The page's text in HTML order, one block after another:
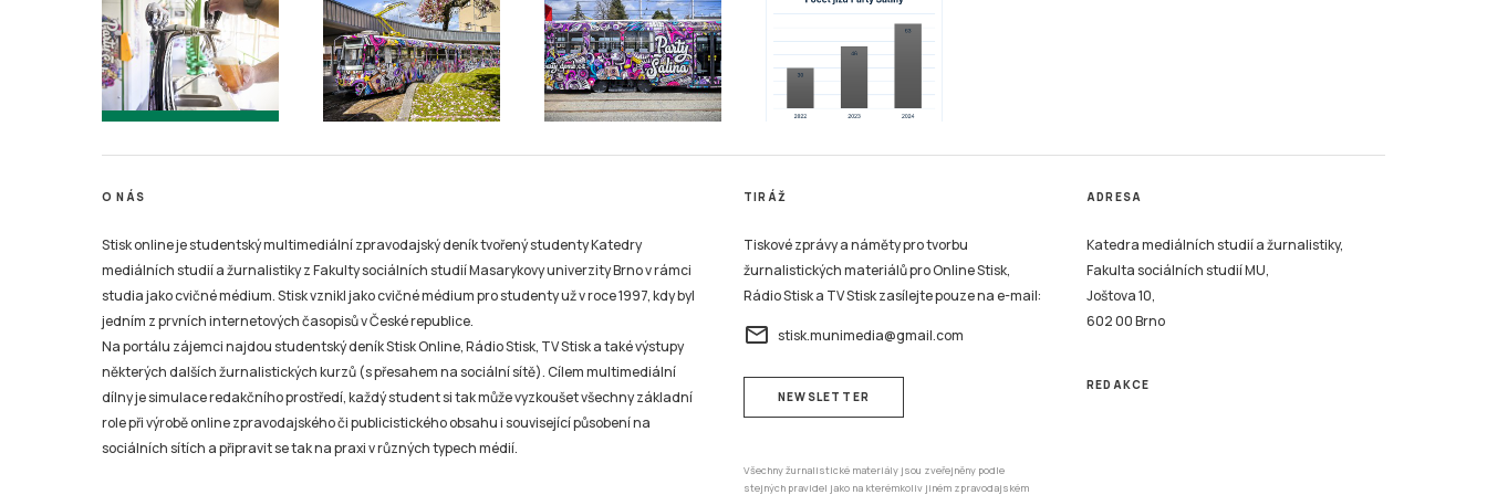
O NÁS
Stisk online je studentský multimediální zpravodajský deník tvořený studenty Katedry
mediálních studií a žurnalistiky z Fakulty sociálních studií Masarykovy univerzity Brno v rámci
studia jako cvičné médium. Stisk vznikl jako cvičné médium pro studenty už v roce 1997, kdy byl
jedním z prvních internetových časopisů v České republice.
Na portálu zájemci najdou studentský deník Stisk Online, Rádio Stisk, TV Stisk a také výstupy
některých dalších žurnalistických kurzů (s přesahem na sociální sítě). Cílem multimediální
dílny je simulace redakčního prostředí, každý student si tak může vyzkoušet všechny základní
role při výrobě online zpravodajského či publicistického obsahu i související působení na
sociálních sítích a připravit se tak na praxi v různých typech médií.
TIRÁŽ
Tiskové zprávy a náměty pro tvorbu
žurnalistických materiálů pro Online Stisk,
Rádio Stisk a TV Stisk zasílejte pouze na e-mail:
email stisk.munimedia@gmail.com
NEWSLETTER
Všechny žurnalistické materiály jsou zveřejněny podle
stejných pravidel jako na kterémkoliv jiném zpravodajském
ADRESA
Katedra mediálních studií a žurnalistiky,
Fakulta sociálních studií MU,
Joštova 10,
602 00 Brno
REDAKCE